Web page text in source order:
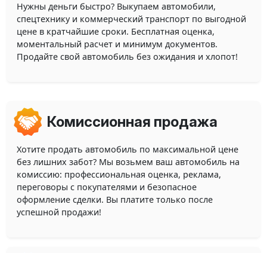
Нужны деньги быстро? Выкупаем автомобили,
спецтехнику и коммерческий транспорт по выгодной
цене в кратчайшие сроки. Бесплатная оценка,
моментальный расчет и минимум документов.
Продайте свой автомобиль без ожидания и хлопот!
Комиссионная продажа
Хотите продать автомобиль по максимальной цене
без лишних забот? Мы возьмем ваш автомобиль на
комиссию: профессиональная оценка, реклама,
переговоры с покупателями и безопасное
оформление сделки. Вы платите только после
успешной продажи!